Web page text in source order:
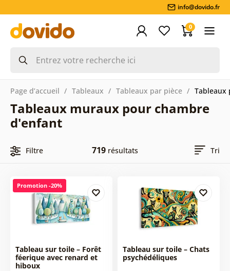
info@dovido.fr
0
Page d’accueil Tableaux Tableaux par pièce Tableaux
Tableaux muraux pour chambre
d'enfant
Filtre 719 résultats Tri
Promotion -20%
Tableau sur toile – Forêt
féerique avec renard et
hiboux
Tableau sur toile – Chats
psychédéliques